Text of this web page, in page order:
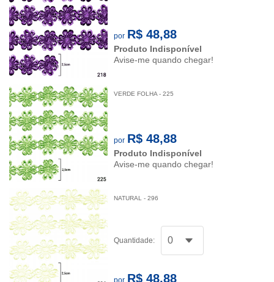
por R$ 48,88
Produto Indisponível
Avise-me quando chegar!
VERDE FOLHA - 225
por R$ 48,88
Produto Indisponível
Avise-me quando chegar!
NATURAL - 296
Quantidade:
por R$ 48,88